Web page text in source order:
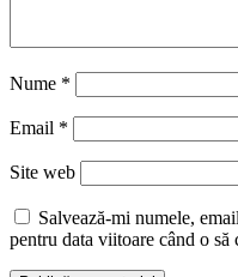
Nume *
Email *
Site web
Salvează-mi numele,
pentru data viitoare când o să